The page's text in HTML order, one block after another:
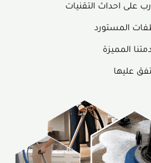
على احداث التقنيات
المستورد
المميزة
عليها